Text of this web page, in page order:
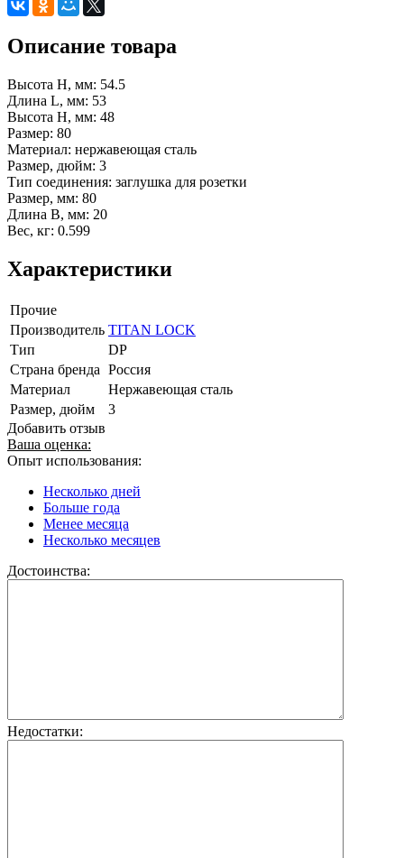
Описание товара
Высота H, мм: 54.5
Длина L, мм: 53
Высота H, мм: 48
Размер: 80
Материал: нержавеющая сталь
Размер, дюйм: 3
Тип соединения: заглушка для розетки
Размер, мм: 80
Длина B, мм: 20
Вес, кг: 0.599
Характеристики
Прочие
Производитель TITAN LOCK
Тип
DР
Страна бренда Россия
Материал
Нержавеющая сталь
Размер, дюйм
3
Добавить отзыв
Ваша оценка:
Опыт использования:
Несколько дней
Больше года
Менее месяца
Несколько месяцев
Достоинства:
Недостатки: